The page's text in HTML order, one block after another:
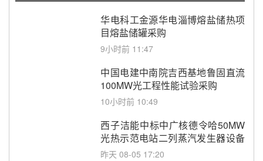
华电科工金源华电淄博熔盐储热项
目熔盐储罐采购
9小时前 11:47
中国电建中南院吉西基地鲁固直流
100MW光工程性能试验采购
10小时前 10:49
西子洁能中标中广核德令哈50MW
光热示范电站二列蒸汽发生器设备
采购
昨天 08-05 17:20